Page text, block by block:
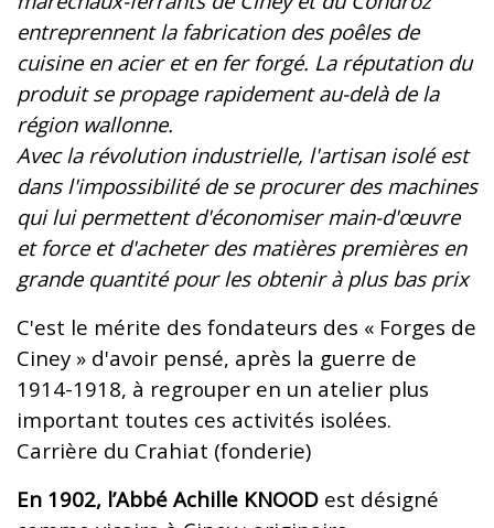
entreprennent la fabrication des poêles de
cuisine en acier et en fer forgé. La réputation du
produit se propage rapidement au-delà de la
région wallonne.
Avec la révolution industrielle, l'artisan isolé est
dans l'impossibilité de se procurer des machines
qui lui permettent d'économiser main-d'œuvre
et force et d'acheter des matières premières en
grande quantité pour les obtenir à plus bas prix
C'est le mérite des fondateurs des « Forges de
Ciney » d'avoir pensé, après la guerre de
1914-1918, à regrouper en un atelier plus
important toutes ces activités isolées.
Carrière du Crahiat (fonderie)
En 1902, l’Abbé Achille KNOOD est désigné